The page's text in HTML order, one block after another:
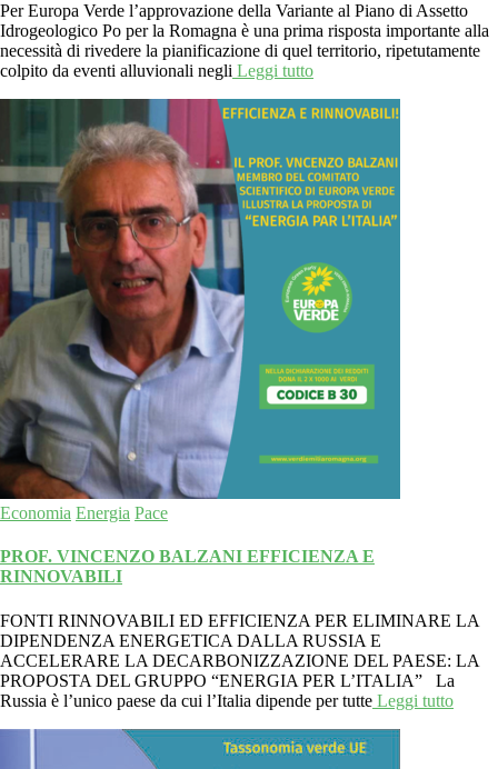
Per Europa Verde l’approvazione della Variante al Piano di Assetto
Idrogeologico Po per la Romagna è una prima risposta importante alla
necessità di rivedere la pianificazione di quel territorio, ripetutamente
colpito da eventi alluvionali negli Leggi tutto
Economia Energia Pace
PROF. VINCENZO BALZANI EFFICIENZA E
RINNOVABILI
FONTI RINNOVABILI ED EFFICIENZA PER ELIMINARE LA
DIPENDENZA ENERGETICA DALLA RUSSIA E
ACCELERARE LA DECARBONIZZAZIONE DEL PAESE: LA
PROPOSTA DEL GRUPPO “ENERGIA PER L’ITALIA” La
Russia è l’unico paese da cui l’Italia dipende per tutte Leggi tutto